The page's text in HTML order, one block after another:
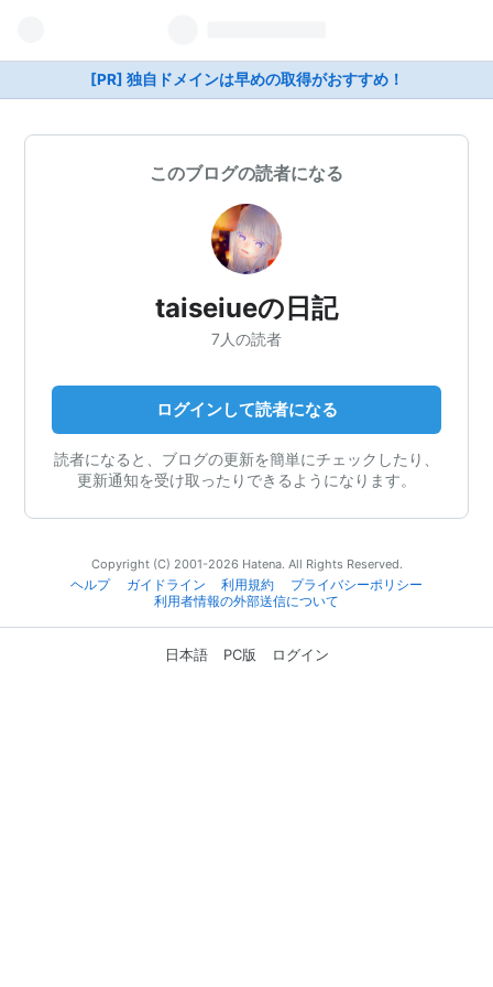
[PR] 独自ドメインは早めの取得がおすすめ！
このブログの読者になる
taiseiueの日記
7人の読者
ログインして読者になる
読者になると、ブログの更新を簡単にチェックしたり、
更新通知を受け取ったりできるようになります。
Copyright (C) 2001-2026 Hatena. All Rights Reserved.
ヘルプ
ガイドライン 利用規約
プライバシーポリシー
利用者情報の外部送信について
日本語 PC版 ログイン